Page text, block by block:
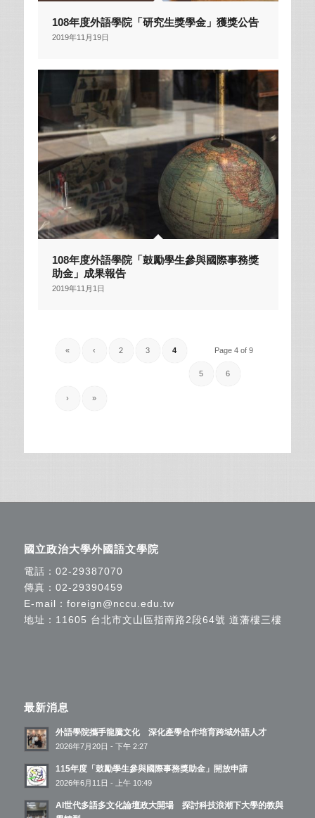
108年度外語學院「研究生獎學金」獲獎公告
2019年11月19日
108年度外語學院「鼓勵學生參與國際事務獎
助金」成果報告
2019年11月1日
Page 4 of 9
« ‹ 2 3 4
5 6
› »
國立政治大學外國語文學院
電話： 02-29387070
傳真：02-29390459
E-mail： foreign@nccu.edu.tw
地址：11605 台北市文山區指南路2段64號 道藩樓三樓
最新消息
外語學院攜手龍騰文化 深化產學合作培育跨域外語人才
2026年7月20日 - 下午 2:27
115年度「鼓勵學生參與國際事務獎助金」開放申請
2026年6月11日 - 上午 10:49
AI世代多語多文化論壇政大開場 探討科技浪潮下大學的教與